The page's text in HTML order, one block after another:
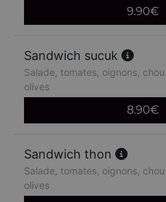
9.90€
Sandwich sucuk
Salade, tomates, oignons,
olives
8.90€
Sandwich thon
Salade, tomates, oignons,
olives